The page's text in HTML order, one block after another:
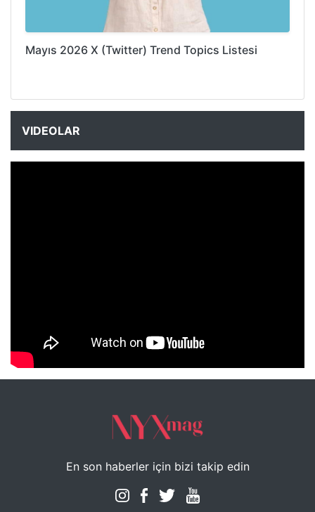
Mayıs 2026 X (Twitter) Trend Topics Listesi
VIDEOLAR
NYXmag 2. Yaş Kutlama Etkinliği
En son haberler için bizi takip edin